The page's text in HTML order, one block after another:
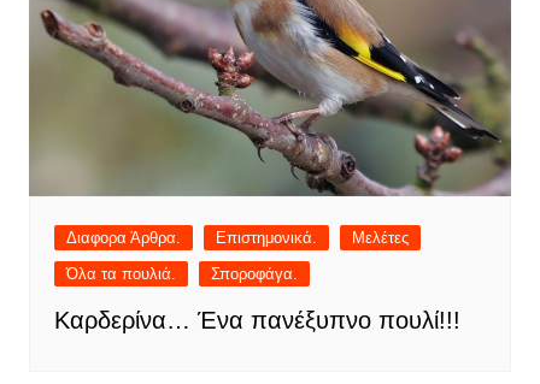
Διαφορα Άρθρα. Επιστημονικά.
Μελέτες
Όλα τα πουλιά.
Σποροφάγα.
Καρδερίνα… Ένα πανέξυπνο πουλί!!!